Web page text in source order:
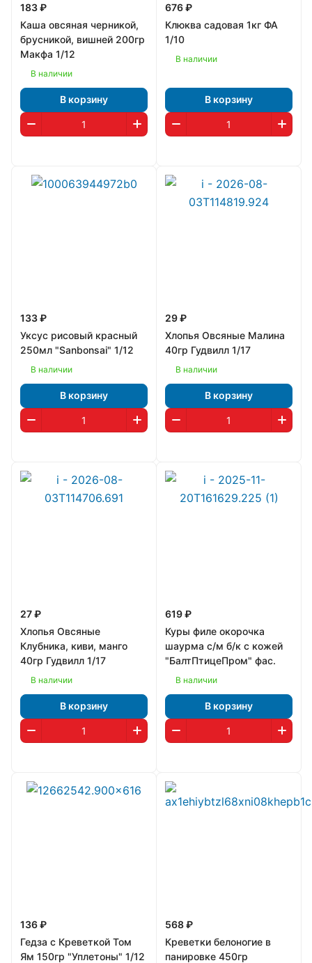
183 ₽
Каша овсяная черникой,
брусникой, вишней 200гр
Макфа 1/12
В наличии
В корзину
676 ₽
Клюква садовая 1кг ФА
1/10
В наличии
В корзину
133 ₽
Уксус рисовый красный
250мл "Sanbonsai" 1/12
В наличии
В корзину
29 ₽
Хлопья Овсяные Малина
40гр Гудвилл 1/17
В наличии
В корзину
27 ₽
Хлопья Овсяные
Клубника, киви, манго
40гр Гудвилл 1/17
В наличии
В корзину
619 ₽
Куры филе окорочка
шаурма с/м б/к с кожей
"БалтПтицеПром" фас.
В наличии
В корзину
136 ₽
Гедза с Креветкой Том
Ям 150гр "Уплетоны" 1/12
568 ₽
Креветки белоногие в
панировке 450гр